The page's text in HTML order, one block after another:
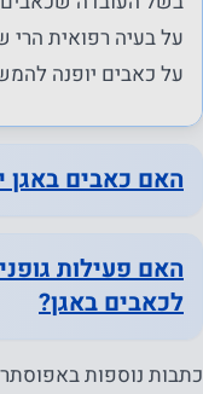
על בעיה רפואית הרי
על כאבים יופנה
האם כאבים באגן
האם פעילות
לכאבים באגן?
כתבות נוספות